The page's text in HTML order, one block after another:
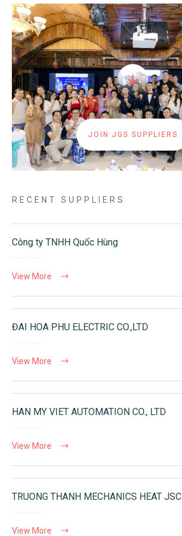
JOIN JGS SUPPLIERS
RECENT SUPPLIERS
Công ty TNHH Quốc Hùng
View More
ĐAI HOA PHU ELECTRIC CO.,LTD
View More
HAN MY VIET AUTOMATION CO., LTD
View More
TRUONG THANH MECHANICS HEAT JSC
View More